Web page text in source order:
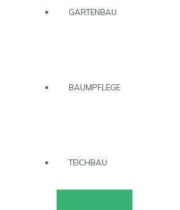
GARTENBAU
BAUMPFLEGE
TEICHBAU